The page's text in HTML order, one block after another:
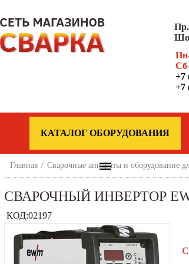
+7
+7
КАТАЛОГ ОБОРУДОВАНИЯ
Главная / Сварочные аппараты и оборудование
СВАРОЧНЫЙ ИНВЕРТОР
КОД:02197